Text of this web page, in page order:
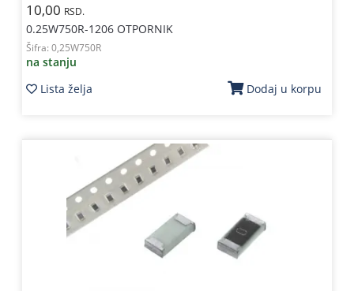
10,00 RSD.
0.25W750R-1206 OTPORNIK
Šifra: 0,25W750R
na stanju
Lista želja
Dodaj u korpu